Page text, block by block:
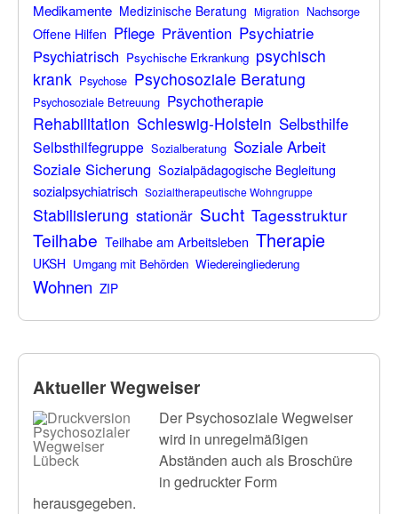
Medikamente Medizinische Beratung Migration Nachsorge
Offene Hilfen Pflege Prävention Psychiatrie
Psychiatrisch Psychische Erkrankung psychisch
krank Psychose Psychosoziale Beratung
Psychosoziale Betreuung Psychotherapie
Rehabilitation Schleswig-Holstein Selbsthilfe
Selbsthilfegruppe Sozialberatung Soziale Arbeit
Soziale Sicherung Sozialpädagogische Begleitung
sozialpsychiatrisch Sozialtherapeutische Wohngruppe
Stabilisierung stationär Sucht Tagesstruktur
Teilhabe Teilhabe am Arbeitsleben Therapie
UKSH Umgang mit Behörden Wiedereingliederung
Wohnen ZIP
Aktueller Wegweiser
Der Psychosoziale Wegweiser
wird in unregelmäßigen
Abständen auch als Broschüre
in gedruckter Form
herausgegeben.